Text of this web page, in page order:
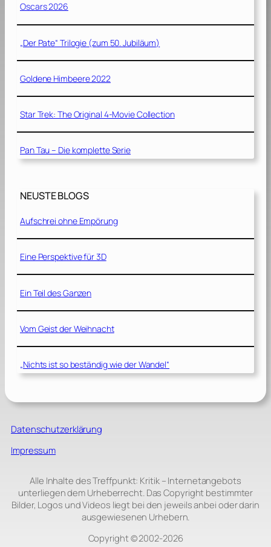
Oscars 2026
„Der Pate“ Trilogie (zum 50. Jubiläum)
Goldene Himbeere 2022
Star Trek: The Original 4-Movie Collection
Pan Tau – Die komplette Serie
NEUSTE BLOGS
Aufschrei ohne Empörung
Eine Perspektive für 3D
Ein Teil des Ganzen
Vom Geist der Weihnacht
„Nichts ist so beständig wie der Wandel“
Datenschutzerklärung
Impressum
Alle Inhalte des Treffpunkt: Kritik – Internetangebots
unterliegen dem Urheberrecht. Das Copyright bestimmter
Bilder, Logos und Videos liegt bei den jeweils anbei oder darin
ausgewiesenen Urhebern.
Copyright © 2002‑2026